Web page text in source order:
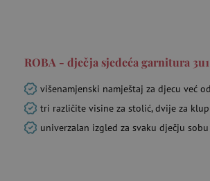
ROBA - dječja sjedeća garnitura
višenamjenski namještaj za djecu već
tri različite visine za stolić, dvije za
univerzalan izgled za svaku dječju sobu